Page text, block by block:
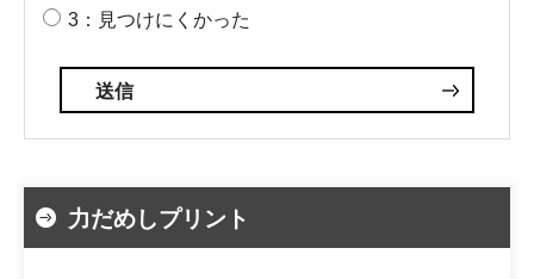
3：見つけにくかった
力だめしプリント